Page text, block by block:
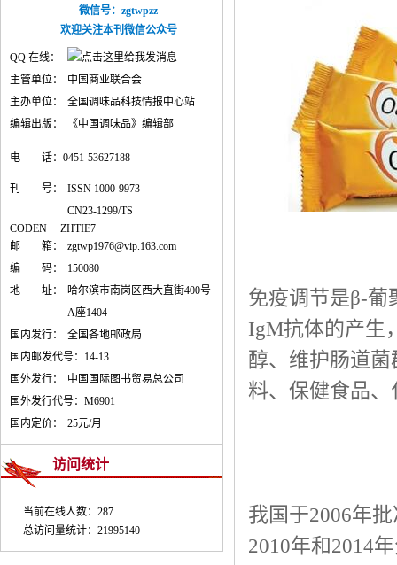
免疫调节是β-葡
IgM抗体的产生
醇、维护肠道
料、保健食品
我国于2006年
2010年和2014
微信号：zgtwpzz
欢迎关注本刊微信公众号
QQ 在线：
主管单位：
中国商业联合会
主办单位：
全国调味品科技情报中心站
编辑出版：
《中国调味品》编辑部
电 话：0451-53627188
刊 号：
ISSN 1000-9973
CN23-1299/TS
CODEN ZHTIE7
邮 箱：
zgtwp1976@vip.163.com
编 码：
150080
地 址：
哈尔滨市南岗区西大直街400号
A座1404
国内发行：
全国各地邮政局
国内邮发代号： 14-13
国外发行：
中国国际图书贸易总公司
国外发行代号： M6901
国内定价：
25元/月
访问统计
当前在线人数：287
总访问量统计：21995140